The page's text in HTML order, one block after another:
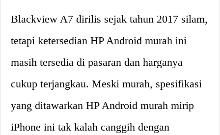
Blackview A7 dirilis sejak tahun 2017 silam,
tetapi ketersedian HP Android murah ini
masih tersedia di pasaran dan harganya
cukup terjangkau. Meski murah, spesifikasi
yang ditawarkan HP Android murah mirip
iPhone ini tak kalah canggih dengan